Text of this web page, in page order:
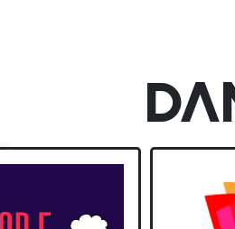
BD